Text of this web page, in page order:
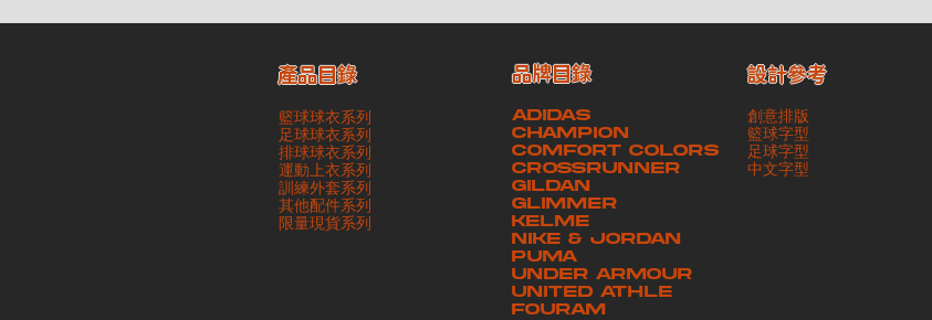
產品目錄
籃球球衣系列
足球球衣系列
排球球衣系列
運動上衣系列
訓練外套系列
其他配件系列
​限量現貨系列
ADIDAS
CHAMPION
COMFORT COLORS
CROSSRUNNER
GILDAN
GLIMMER
KELME
NIKE & JORDAN
PUMA
UNDER ARMOUR
UNITED ATHLE
FOURAM
品牌目錄
創意排版
籃球字型
足球字型
​中文字型
設計參考